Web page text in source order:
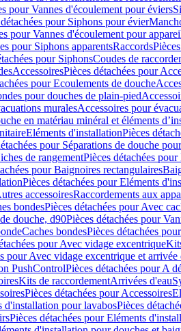
pour Vannes d'écoulement pour éviers
pour Siphons pour évier
pour Vannes d'écoulement pour
pour Siphons apparentsRaccords
pour SiphonsCoudes de
AccessoiresPièces détachées pour
pour Ecoulements de douche
pour douches de plain-pied
muralesAccessoires pour
en matériau minéral et éléments
Eléments d'installationPièces
pour Séparations de douche
de rangementPièces détachées
pour Baignoires rectangulaires
Pièces détachées pour Eléments
accessoiresRaccordements aux
bondesPièces détachées pour Avec
douche, d90Pièces détachées pour
Caches bondesPièces détachées
pour Avec vidage excentrique
pour Avec vidage excentrique et arrivée
PushControlPièces détachées pour A
Kits de raccordementArrivées d'eau
Pièces détachées pour Accessoires
d'installation pour lavabosPièces
Pièces détachées pour Eléments